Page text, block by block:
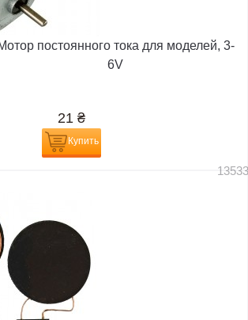
постоянного тока для моделей, 3-
6V
21 ₴
Купить